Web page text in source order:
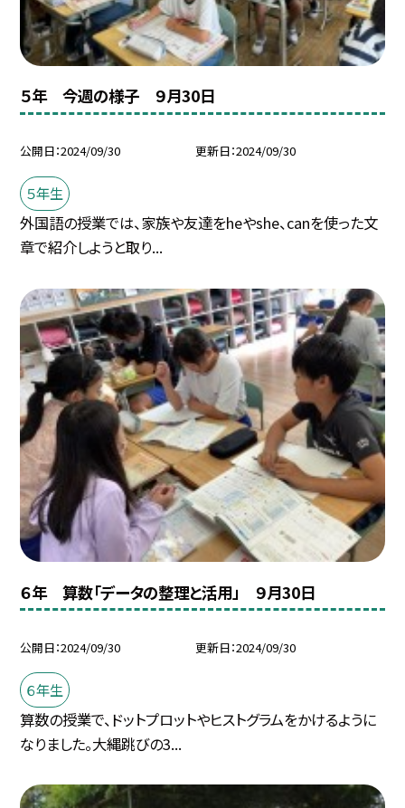
５年 今週の様子 ９月30日
公開日 2024/09/30 更新日 2024/09/30
５年生
外国語の授業では、家族や友達をheやshe、canを使った文
章で紹介しようと取り...
６年 算数「データの整理と活用」 ９月30日
公開日 2024/09/30 更新日 2024/09/30
６年生
算数の授業で、ドットプロットやヒストグラムをかけるように
なりました。大縄跳びの3...